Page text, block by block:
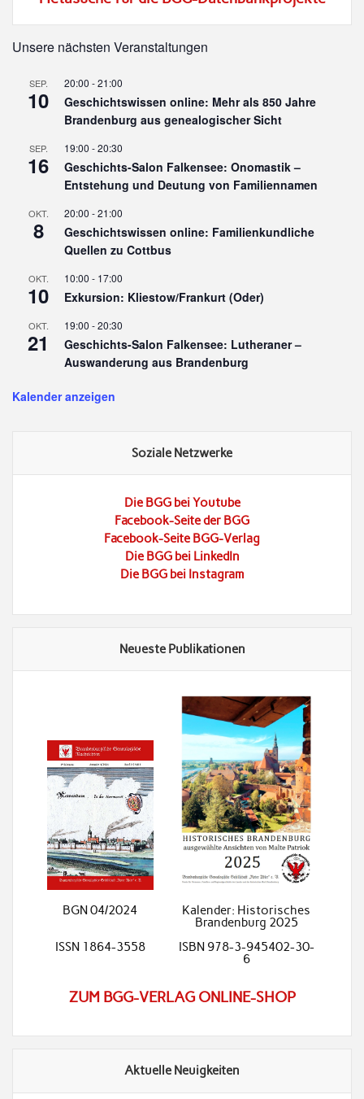
Unsere nächsten Veranstaltungen
SEP.
10
20:00 -21:00
Geschichtswissen online: Mehr als 850 Jahre
Brandenburg aus genealogischer Sicht
SEP.
16
19:00 -20:30
Geschichts-Salon Falkensee: Onomastik –
Entstehung und Deutung von Familiennamen
OKT.
8
20:00 -21:00
Geschichtswissen online: Familienkundliche
Quellen zu Cottbus
OKT.
10
10:00 - 17:00
Exkursion: Kliestow/Frankurt (Oder)
OKT.
21
19:00 -20:30
Geschichts-Salon Falkensee: Lutheraner –
Auswanderung aus Brandenburg
Kalender anzeigen
Soziale Netzwerke
Die BGG bei Youtube
Facebook-Seite der BGG
Facebook-Seite BGG-Verlag
Die BGG bei LinkedIn
Die BGG bei Instagram
Neueste Publikationen
BGN 04/2024
Kalender: Historisches
Brandenburg 2025
ISSN 1864-3558
ISBN 978-3-945402-30-
6
ZUM BGG-VERLAG ONLINE-SHOP
Aktuelle Neuigkeiten